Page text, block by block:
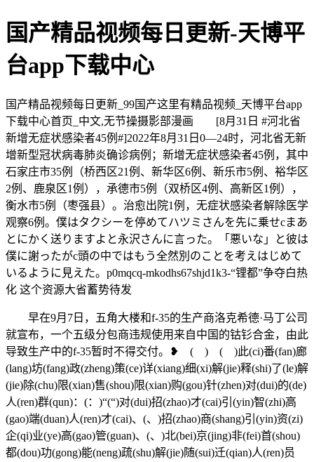
国产精品视频每日更新-天博平
台app下载中心
国产精品视频每日更新_99国产这里有精品视频_天博平台app
下载中心首页_中文,无节操摄影部漫画 [8月31日 #河北省
新增无症状感染者45例#]2022年8月31日0—24时，河北省无新
增新型冠状病毒肺炎确诊病例；新增无症状感染者45例，其中
石家庄市35例（桥西区21例、新华区6例、新乐市5例、裕华区
2例、鹿泉区1例），承德市5例（双桥区4例、高新区1例），
衡水市5例（枣强县）。治愈出院1例，无症状感染者解除医学
观察6例。僕はタクシーを停めてハツミさんを先に乗せcまあ
とにかく送りますよと永沢さんに言った。「悪いな」と彼は
僕に謝ったがc頭の中ではもう全然別のことを考えはじめて
いるように見えた。p0mqcq-mkodhs67shjd1k3-“锂都”争夺白热
化 这个资源大省蓄势待发
早在9月7日，五角大楼和f-35的生产商洛克希德·马丁公司
就宣布，一个五级分包商违规使用来自中国的钴钐合金，由此
导致生产中的f-35暂时不得交付。❥ ( ) ( )此(ci)番(fan)廊
(lang)坊(fang)政(zheng)策(ce)详(xiang)细(xi)解(jie)释(shi)了(le)解
(jie)除(chu)限(xian)售(shou)限(xian)购(gou)针(zhen)对(dui)的(de)
人(ren)群(qun)：(：)“(“)对(dui)招(zhao)才(cai)引(yin)智(zhi)高
(gao)端(duan)人(ren)才(cai)、(、)招(zhao)商(shang)引(yin)资(zi)
企(qi)业(ye)高(gao)管(guan)、(、)北(bei)京(jing)非(fei)首(shou)
都(dou)功(gong)能(neng)疏(shu)解(jie)随(sui)迁(qian)人(ren)员